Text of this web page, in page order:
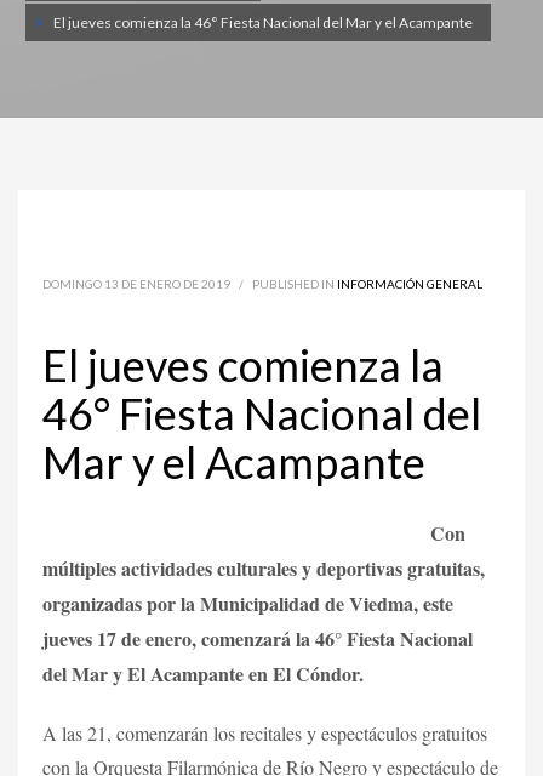
El jueves comienza la 46° Fiesta Nacional del Mar y el Acampante
DOMINGO 13 DE ENERO DE 2019 / PUBLISHED IN INFORMACIÓN GENERAL
El jueves comienza la
46° Fiesta Nacional del
Mar y el Acampante
Con
múltiples actividades culturales y deportivas gratuitas,
organizadas por la Municipalidad de Viedma, este
jueves 17 de enero, comenzará la 46° Fiesta Nacional
del Mar y El Acampante en ElCóndor.
A las 21, comenzarán los recitales y espectáculos gratuitos
con la Orquesta Filarmónica de Río Negro y espectáculo de